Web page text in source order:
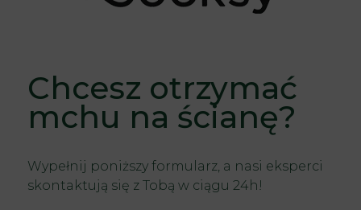
Chcesz otrzymać
mchu na ścianę?
Wypełnij poniższy formularz, a nasi eksperci
skontaktują się z Tobą w ciągu 24h!